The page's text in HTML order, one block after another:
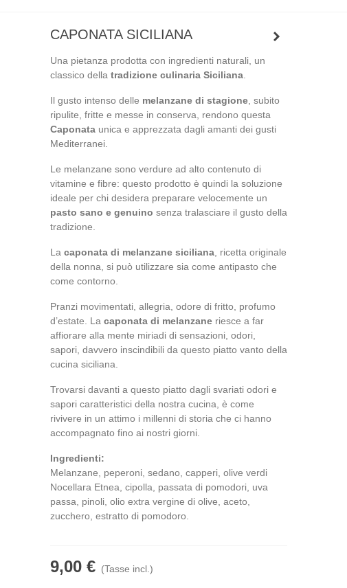
CAPONATA SICILIANA
Una pietanza prodotta con ingredienti naturali, un
classico della tradizione culinaria Siciliana.
Il gusto intenso delle melanzane di stagione, subito
ripulite, fritte e messe in conserva, rendono questa
Caponataunica e apprezzata dagli amanti dei gusti
Mediterranei.
Le melanzane sono verdure ad alto contenuto di
vitamine e fibre: questo prodotto è quindi la soluzione
ideale per chi desidera preparare velocemente un
pasto sano e genuino senza tralasciare il gusto della
tradizione.
La caponata di melanzane siciliana, ricetta originale
della nonna, si può utilizzare sia come antipasto che
come contorno.
Pranzi movimentati, allegria, odore di fritto, profumo
d’estate. La caponata di melanzaneriesce a far
affiorare alla mente miriadi di sensazioni, odori,
sapori, davvero inscindibili da questo piatto vanto della
cucina siciliana.
Trovarsi davanti a questo piatto dagli svariati odori e
sapori caratteristici della nostra cucina, è come
rivivere in un attimo i millenni di storia che ci hanno
accompagnato fino ai nostri giorni.
Ingredienti:
Melanzane, peperoni, sedano, capperi, olive verdi
Nocellara Etnea, cipolla, passata di pomodori, uva
passa, pinoli, olio extra vergine di olive, aceto,
zucchero, estratto di pomodoro.
9,00 € (Tasse incl.)